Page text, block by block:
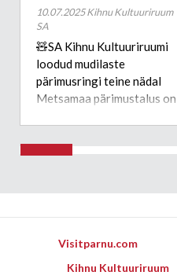
10.07.2025 Kihnu Kultuuriruum
SA
🧸SA Kihnu Kultuuriruumi
loodud mudilaste
pärimusringi teine nädal
Metsamaa pärimustalus on
Ave ning Annika on
õppisime kihnu tantse. Uuel
nädalal juba uued seiklused
😊 👏 Mudilaste
pärimusringi toimumist
Visitparnu.com
Kihnu Kultuuriruum